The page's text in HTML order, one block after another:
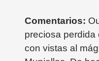
Comentarios:
preciosa perdida
con vistas al